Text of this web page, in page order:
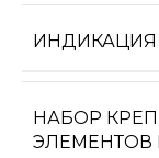
НАБОР
ЭЛЕМЕНТОВ